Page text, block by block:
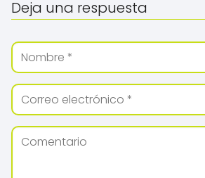
Deja una respuesta